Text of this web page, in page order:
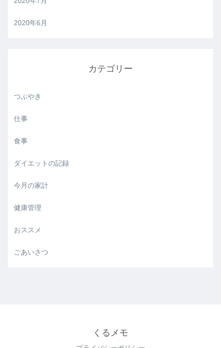
2020年6月
カテゴリー
つぶやき
仕事
食事
ダイエットの記録
今月の家計
健康管理
おススメ
ごあいさつ
くるメモ